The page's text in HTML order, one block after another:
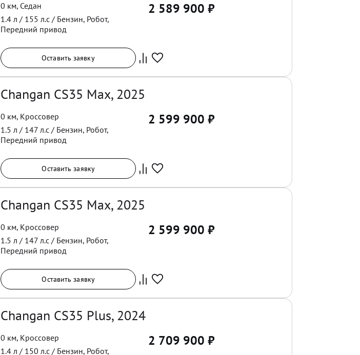
0 км, Седан
1.4л / 155 л.с / Бензин, Робот,
Передний привод
2 589 900 ₽
Оставить заявку
Changan CS35 Max, 2025
0 км, Кроссовер
1.5 л / 147 л.с / Бензин, Робот,
Передний привод
2 599 900 ₽
Оставить заявку
Changan CS35 Max, 2025
0 км, Кроссовер
1.5 л / 147 л.с / Бензин, Робот,
Передний привод
2 599 900 ₽
Оставить заявку
Changan CS35 Plus, 2024
0 км, Кроссовер
1.4л / 150 л.с / Бензин, Робот,
2 709 900 ₽